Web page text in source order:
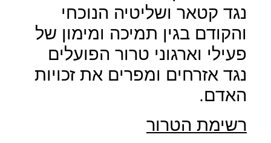
נגד קטאר ושליטיה הנוכחי
והקודם בגין תמיכה ומימון של
פעילי וארגוני טרור הפועלים
נגד אזרחים ומפרים את זכויות
האדם.
רשימת הטרור